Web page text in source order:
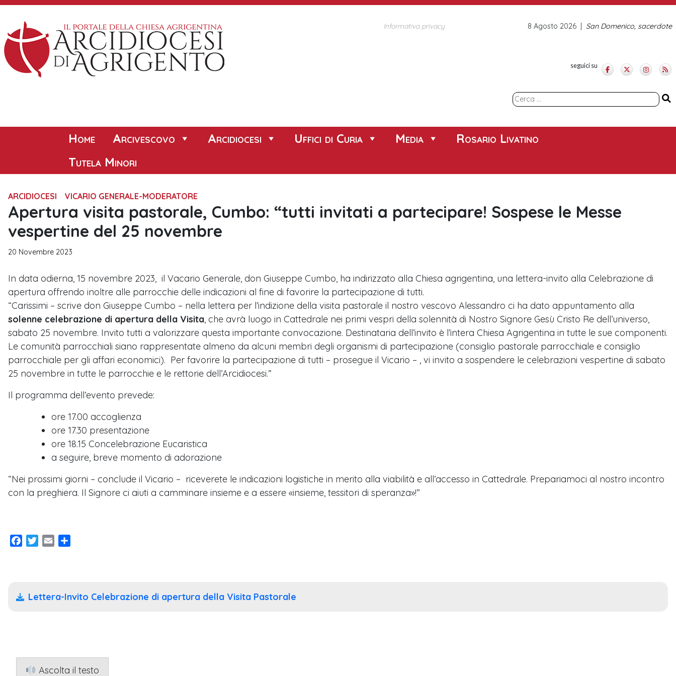
Skip
content
Informativa privacy San Domenico, sacerdote
8 Agosto 2026
seguici su
Ricerca
Home Arcivescovo Arcidiocesi Uffici di Curia Media
Rosario Livatino
Tutela Minori
ARCIDIOCESI VICARIO GENERALE-MODERATORE
Apertura visita pastorale, Cumbo: “tutti invitati a partecipare! Sospese le Messe
vespertine del 25 novembre
20 Novembre 2023
In data odierna, 15 novembre 2023, il Vacario Generale, don Giuseppe Cumbo, ha indirizzato alla Chiesa agrigentina, una lettera-invito alla Celebrazione di
apertura offrendo inoltre alle parrocchie delle indicazioni al fine di favorire la partecipazione di tutti.
“Carissimi – scrive don Giuseppe Cumbo – nella lettera per l’indizione della visita pastorale il nostro vescovo Alessandro ci ha dato appuntamento alla
solenne celebrazione di apertura della Visita, che avrà luogo in Cattedrale nei primi vespri della solennità di Nostro Signore Gesù Cristo Re dell’universo,
sabato 25 novembre. Invito tutti a valorizzare questa importante convocazione. Destinataria dell’invito è l’intera Chiesa Agrigentina in tutte le sue componenti.
Le comunità parrocchiali siano rappresentate almeno da alcuni membri degli organismi di partecipazione (consiglio pastorale parrocchiale e consiglio
parrocchiale per gli affari economici). Per favorire la partecipazione di tutti – prosegue il Vicario – , vi invito a sospendere le celebrazioni vespertine di sabato
25 novembre in tutte le parrocchie e le rettorie dell’Arcidiocesi.”
Il programma dell’evento prevede:
ore 17.00 accoglienza
ore 17.30 presentazione
ore 18.15 Concelebrazione Eucaristica
a seguire, breve momento di adorazione
“Nei prossimi giorni – conclude il Vicario – riceverete le indicazioni logistiche in merito alla viabilità e all’accesso in Cattedrale. Prepariamoci al nostro incontro
con la preghiera. Il Signore ci aiuti a camminare insieme e a essere «insieme, tessitori di speranza»!”
Facebook
TwitterEmail
Lettera-Invito Celebrazione di apertura della Visita Pastorale
Ascolta il testo